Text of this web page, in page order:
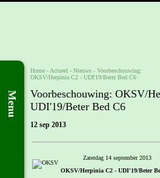
Menu
Home - Actueel - Nieuws - Voorbeschouwing:
OKSV/Herpinia C2 - UDI'19/Beter Bed C6
Voorbeschouwing: OKSV/
UDI'19/Beter Bed C6
12 sep 2013
Zaterdag 14 september 2013
OKSV/Herpinia C2 - UDI'19/Beter